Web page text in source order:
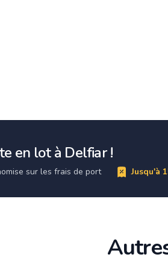
en lot à Delfiar !
sur les frais de port Jusqu'à